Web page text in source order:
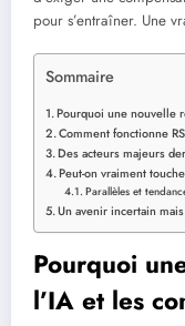
pour s’entraîner. Une
Sommaire
Pourquoi une nouvelle
Comment fonctionne
Des acteurs majeurs
Peut-on vraiment
Parallèles et
Un avenir incertain
Pourquoi
l’IA et les